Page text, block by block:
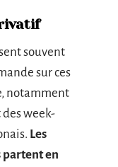
souvent
sur ces
notamment
week-
Les
partent en